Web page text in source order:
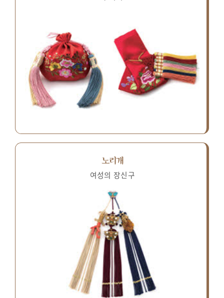
노리개
여성의 장신구